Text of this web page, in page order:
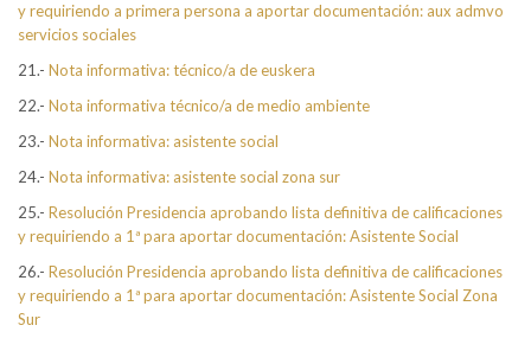
y requiriendo a primera persona a aportar documentación: aux admvo
servicios sociales
21.- Nota informativa: técnico/a de euskera
22.- Nota informativa técnico/a de medio ambiente
23.- Nota informativa: asistente social
24.- Nota informativa: asistente social zona sur
25.- Resolución Presidencia aprobando lista definitiva de calificaciones
y requiriendo a 1ª para aportar documentación: Asistente Social
26.- Resolución Presidencia aprobando lista definitiva de calificaciones
y requiriendo a 1ª para aportar documentación: Asistente Social Zona
Sur